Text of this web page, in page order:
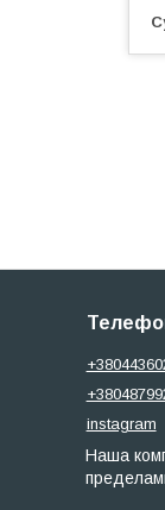
instagram
Наша